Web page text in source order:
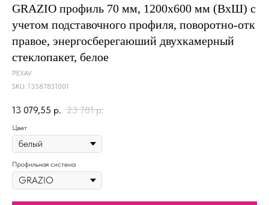
GRAZIO профиль 70 мм, 1200х600 мм (ВхШ) с
учетом подставочного профиля, поворотно-отк
правое, энергосберегаюший двухкамерный
стеклопакет, белое
РЕХАУ
SKU: 13587831001
13 079,55 р. 23 781 р.
Цвет
Профильная система